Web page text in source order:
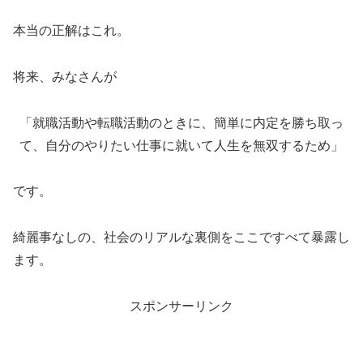
本当の正解はこれ。
将来、みなさんが
「就職活動や転職活動のときに、簡単に内定を勝ち取っ
て、自分のやりたい仕事に就いて人生を無双するため」
です。
綺麗事なしの、社会のリアルな裏側をここですべて暴露し
ます。
スポンサーリンク